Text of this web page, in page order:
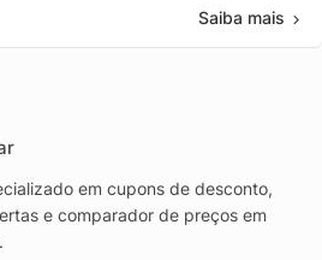
Saiba mais
em cupons de desconto,
e comparador de preços em